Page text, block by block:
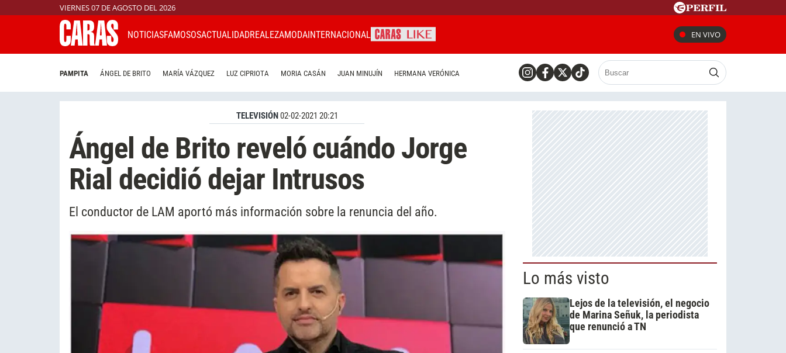
VIERNES 07 DE AGOSTO DEL 2026
NOTICIASFAMOSOSACTUALIDADREALEZAMODAINTERNACIONAL EN VIVO
PAMPITA ÁNGEL DE BRITO MARÍA VÁZQUEZ LUZ CIPRIOTA MORIA CASÁN JUAN MINUJÍN HERMANA VERÓNICA
TELEVISIÓN02-02-2021 20:21
Ángel de Brito reveló cuándo Jorge
Rial decidió dejar Intrusos
El conductor de LAM aportó más información sobre la renuncia del año.
Lo más visto
Lejos de la televisión, el negocio
de Marina Señuk, la periodista
que renunció a TN